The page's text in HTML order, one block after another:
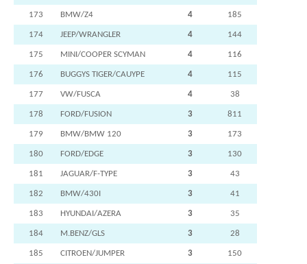
173 BMW/Z4 4 185
174 JEEP/WRANGLER 4 144
175 MINI/COOPER SCYMAN 4 116
176 BUGGYS TIGER/CAUYPE 4 115
177 VW/FUSCA 4 38
178 FORD/FUSION 3 811
179 BMW/BMW 120 3 173
180 FORD/EDGE 3 130
181 JAGUAR/F-TYPE 3 43
182 BMW/430I 3 41
183 HYUNDAI/AZERA 3 35
184 M.BENZ/GLS 3 28
185 CITROEN/JUMPER 3 150